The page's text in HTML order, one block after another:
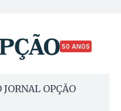
50 ANOS
OPÇÃO